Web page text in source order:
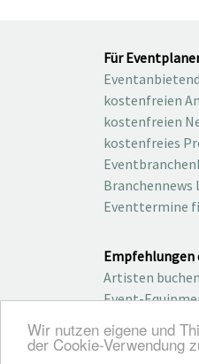
Wir nutzen eigene und
der Cookie-Verwendung
Für
kostenfreien
kostenfreien
kostenfreies
Branchennews
Eventtermine
Empfehlungen
Artisten buchen
Event-
© 2026